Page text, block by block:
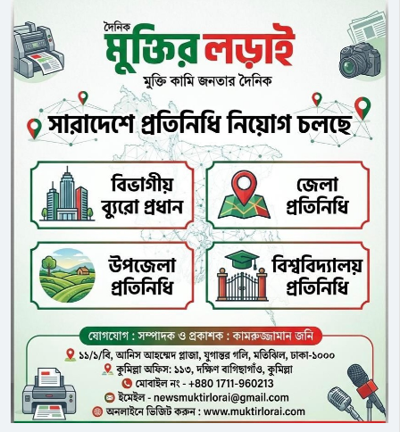
এসময় ইউনিক পরিবহনের বাসটি সড়ক
থেকে ছিটকে খাদে পড়ে যায়।দুর্ঘটনায়
ঘটনাস্থলেই ইউনিক পরিবহনের ৭ যাত্রী
মারা যান। ওসমানী হাসপাতালে নেওয়ার
পর মারা যায় আরেক শিশু। আহত ১৩
জনকে উদ্ধার করে ওসমানী মেডিকেল
কলেজ হাসপাতালে ভর্তি করা হয়েছে।
হতাহতদের সবাই ইউনিক পরিবহনের
যাত্রী।খবর পেয়ে পুলিশ ও ফায়ার সার্ভিসের
কর্মীরা গিয়ে উদ্ধার কার্যক্রম চালায়।
নিহতদের মরদেহ উদ্ধার করে ময়না
তদন্তের জন্য ওসমানী মেডিকেল কলেজ
মর্গে প্রেরণ করা হয়। আহতদের একই
হাসপাতালে ভর্তি করা হয়েছে।
দিয়েছে, এবং জাপানের ডানপন্থীদের
মনগড়া ‘যুদ্ধ-চালিত সম্পদ’ তত্ত্বটি জনরোষ
সৃষ্টি করেছে। বিশ্বজুড়ে ইন্টারনেট
ব্যবহারকারীদের মধ্যে পরিচালিত
সিজিটিএন-এর একটি জরিপে দেখা গেছে
যে, ৮৩.৬% উত্তরদাতা মনে করেন যে,
জাপানের নতুন সামরিকবাদ তার সামরিক
সম্প্রসারণকে বেগবান করছে এবং
আন্তর্জাতিক সমাজের অত্যন্ত সতর্ক থাকা
উচিত।নতুন প্রতিরক্ষা শ্বেতপত্রটি
আন্তর্জাতিক প্রতিযোগিতা বৃদ্ধি এবং
অর্থনৈতিক প্রবৃদ্ধি চালনায় প্রতিরক্ষা শিল্পের
বিকাশের গুরুত্বপূর্ণ ভূমিকার ওপর
ব্যাপকভাবে জোর দিয়েছে, যা
বেপরোয়াভাবে ‘যুদ্ধ-চালিত সম্পদ’ তত্ত্বটি
তৈরি করেছে। ৭২% উত্তরদাতা এই
দাবিটিকে সম্পূর্ণ অযৌক্তিক এবং
অগ্রহণযোগ্য বলে মনে করেছেন; আরও
৮০.৯% উল্লেখ করেছেন যে, বাস্তবতা ঠিক